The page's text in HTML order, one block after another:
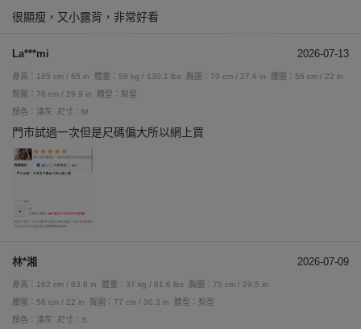
很顯瘦，又小露背，非常好看
La***mi 2026-07-13
身高：165 cm / 65 in 體重：59 kg / 130.1 lbs 胸圍：70 cm / 27.6 in
腰圍：56 cm / 22 in
臀圍：76 cm / 29.9 in
體型：梨型
顏色：淺灰
尺寸：M
門市試過一次但是尺碼偏大所以網上買
林*湘 2026-07-09
身高：162 cm / 63.8 in 體重：37 kg / 81.6 lbs
胸圍：75 cm / 29.5 in
腰圍：56 cm / 22 in
臀圍：77 cm / 30.3 in
體型：梨型
顏色：淺灰
尺寸：S